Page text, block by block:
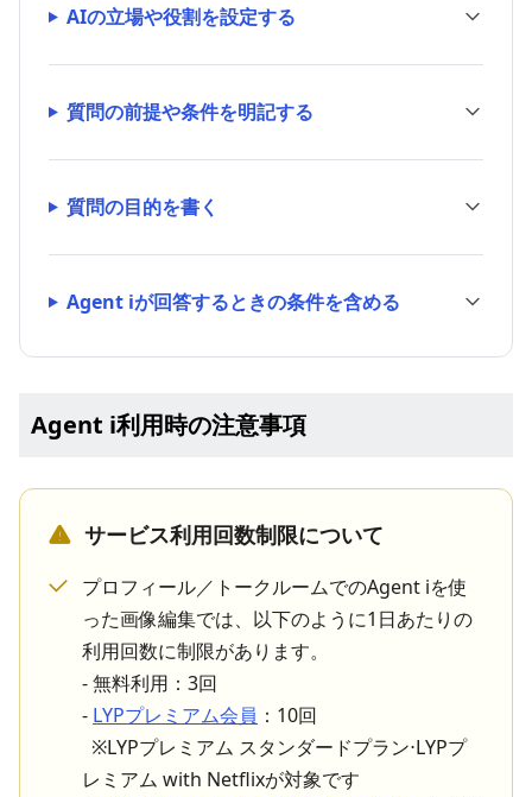
AIの立場や役割を設定する
質問の前提や条件を明記する
質問の目的を書く
Agent iが回答するときの条件を含める
Agent i利用時の注意事項
サービス利用回数制限について
プロフィール／トークルームでのAgent iを使
った画像編集では、以下のように1日あたりの
利用回数に制限があります。
- 無料利用：3回
- LYPプレミアム会員 ：10回
※LYPプレミアム スタンダードプラン⋅LYPプ
レミアム with Netflixが対象です